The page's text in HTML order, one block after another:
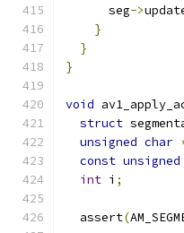
      seg
->
}
}
}
void
struct
unsigned char
const unsigned
int i ;
  assert
(